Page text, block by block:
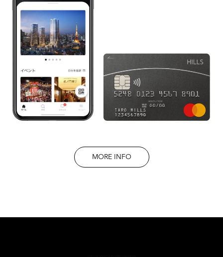
MORE INFO